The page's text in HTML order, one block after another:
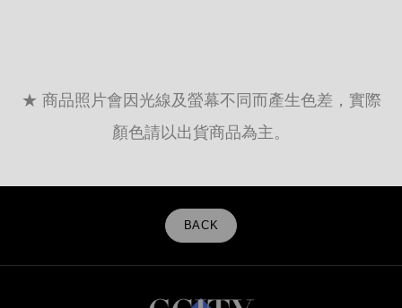
★ 商品照片會因光線及螢幕不同而產生色差，實際
顏色請以出貨商品為主。
BACK